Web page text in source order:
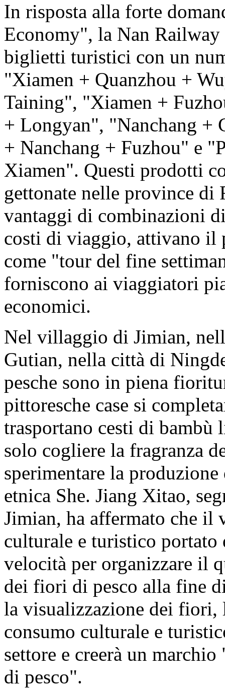
In risposta alla forte
Economy", la Nan Railway
biglietti turistici con un
"Xiamen + Quanzhou +
Taining", "Xiamen +
+ Longyan", "Nanchang +
+ Nanchang + Fuzhou" e
Xiamen". Questi prodotti
gettonate nelle province di
vantaggi di combinazioni
costi di viaggio, attivano il
come "tour del fine
forniscono ai viaggiatori
economici.
Nel villaggio di Jimian,
Gutian, nella città di
pesche sono in piena
pittoresche case si
trasportano cesti di bambù
solo cogliere la fragranza
sperimentare la
etnica She. Jiang Xitao,
Jimian, ha affermato che
culturale e turistico
velocità per organizzare il
dei fiori di pesco alla fine
la visualizzazione dei fiori,
consumo culturale e
settore e creerà un
di pesco".